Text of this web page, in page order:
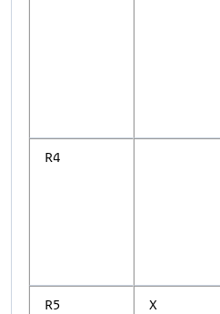
R4
R5 X